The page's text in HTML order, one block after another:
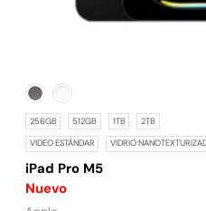
256GB 512GB 1TB 2TB
VIDEO ESTÁNDAR VIDRIO
iPad Pro M5
Nuevo